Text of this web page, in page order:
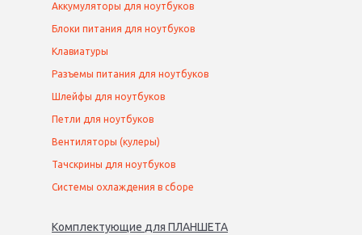
Аккумуляторы для ноутбуков
Блоки питания для ноутбуков
Клавиатуры
Разъемы питания для ноутбуков
Шлейфы для ноутбуков
Петли для ноутбуков
Вентиляторы (кулеры)
Тачскрины для ноутбуков
Системы охлаждения в сборе
Комплектующие для ПЛАНШЕТА